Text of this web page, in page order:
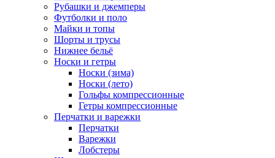
Рубашки и джемперы
Футболки и поло
Майки и топы
Шорты и трусы
Нижнее бельё
Носки и гетры
Носки (зима)
Носки (лето)
Гольфы компрессионные
Гетры компрессионные
Перчатки и варежки
Перчатки
Варежки
Лобстеры